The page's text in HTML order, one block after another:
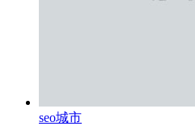
seo城市